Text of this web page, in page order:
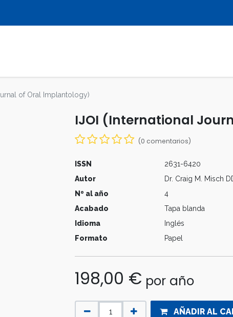
of Oral Implantology)
IJOI (International
(0 comentarios)
ISSN
2631-6420
Autor
Dr. Craig M. Misch
Nº al año
4
Acabado
Tapa blanda
Idioma
Inglés
Formato
Papel
198,00 € por año
AÑADIR AL